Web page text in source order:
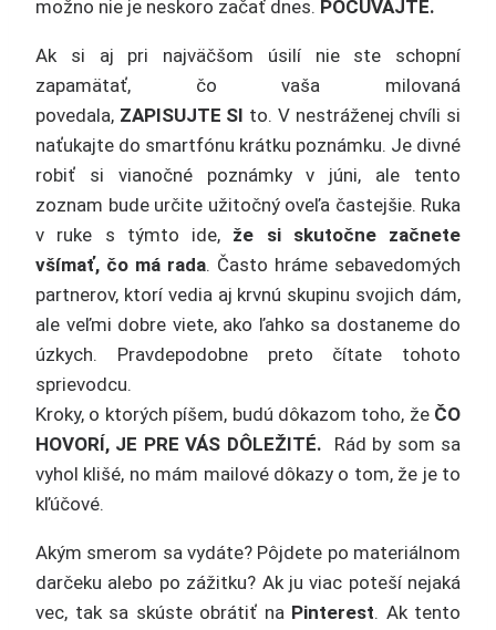
možno nie je neskoro začať dnes. POČÚVAJTE.
Ak si aj pri najväčšom úsilí nie ste schopní
zapamätať, čo vaša milovaná
povedala, ZAPISUJTE SI to. V nestráženej chvíli si
naťukajte do smartfónu krátku poznámku. Je divné
robiť si vianočné poznámky v júni, ale tento
zoznam bude určite užitočný oveľa častejšie. Ruka
v ruke s týmto ide, že si skutočne začnete
všímať, čo má rada. Často hráme sebavedomých
partnerov, ktorí vedia aj krvnú skupinu svojich dám,
ale veľmi dobre viete, ako ľahko sa dostaneme do
úzkych. Pravdepodobne preto čítate tohoto
sprievodcu.
Kroky, o ktorých píšem, budú dôkazom toho, že ČO
HOVORÍ, JE PRE VÁS DÔLEŽITÉ.
Rád by som sa
vyhol klišé, no mám mailové dôkazy o tom, že je to
kľúčové.
Akým smerom sa vydáte? Pôjdete po materiálnom
darčeku alebo po zážitku? Ak ju viac poteší nejaká
vec, tak sa skúste obrátiť na Pinterest. Ak tento